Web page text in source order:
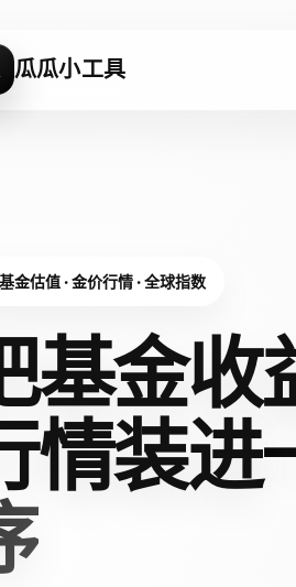
瓜瓜小工具
基金估值 · 金价行情 · 全球指数
基金收
情装进